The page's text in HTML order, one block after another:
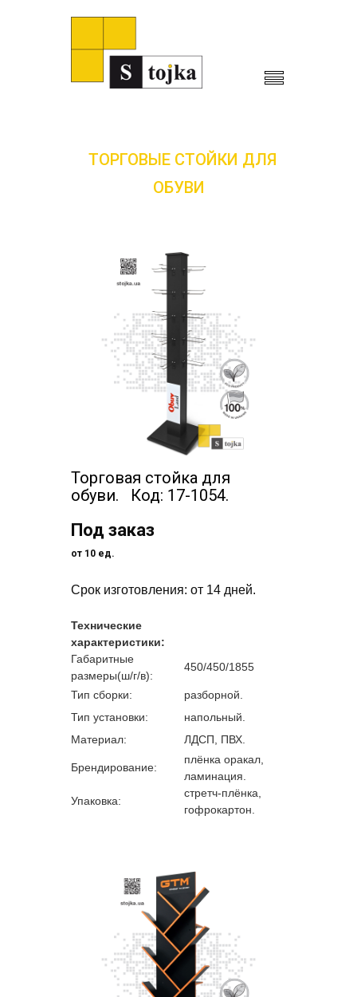
ТОРГОВЫЕ СТОЙКИ ДЛЯ
ОБУВИ
Торговая стойка для
обуви. Код: 17-1054.
Под заказ
от 10 ед.
Срок изготовления: от 14 дней.
Технические
характеристики:
Габаритные
размеры(ш/г/в):
450/450/1855
Тип сборки:
разборной.
Тип установки:
напольный.
Материал:
ЛДСП, ПВХ.
Брендирование:
плёнка оракал,
ламинация.
Упаковка:
стретч-плёнка,
гофрокартон.